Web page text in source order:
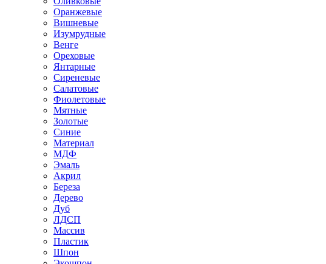
Оранжевые
Вишневые
Изумрудные
Венге
Ореховые
Янтарные
Сиреневые
Салатовые
Фиолетовые
Мятные
Золотые
Синие
Материал
МДФ
Эмаль
Акрил
Береза
Дерево
Дуб
ЛДСП
Массив
Пластик
Шпон